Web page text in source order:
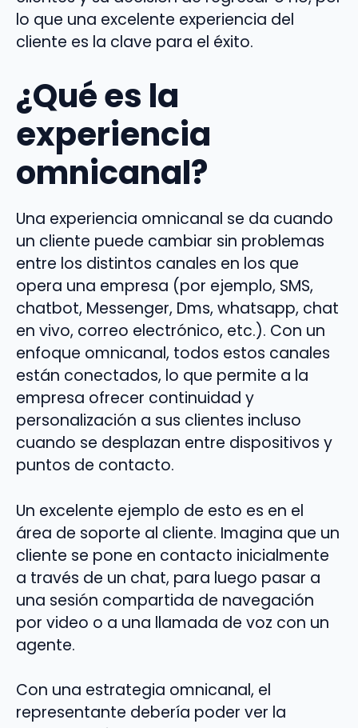
lo que una excelente experiencia del
cliente es la clave para el éxito.
¿Qué es la
experiencia
omnicanal?
Una experiencia omnicanal se da cuando
un cliente puede cambiar sin problemas
entre los distintos canales en los que
opera una empresa (por ejemplo, SMS,
chatbot, Messenger, Dms, whatsapp, chat
en vivo, correo electrónico, etc.). Con un
enfoque omnicanal, todos estos canales
están conectados, lo que permite a la
empresa ofrecer continuidad y
personalización a sus clientes incluso
cuando se desplazan entre dispositivos y
puntos de contacto.
Un excelente ejemplo de esto es en el
área de soporte al cliente. Imagina que un
cliente se pone en contacto inicialmente
a través de un chat, para luego pasar a
una sesión compartida de navegación
por video o a una llamada de voz con un
agente.
Con una estrategia omnicanal, el
representante debería poder ver la